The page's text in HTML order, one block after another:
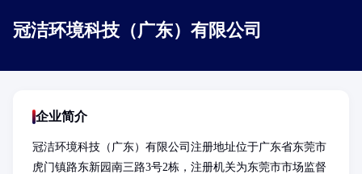
冠洁环境科技（广东）有限公司
企业简介
冠洁环境科技（广东）有限公司注册地址位于广东省东莞市
虎门镇路东新园南三路3号2栋，注册机关为东莞市市场监督